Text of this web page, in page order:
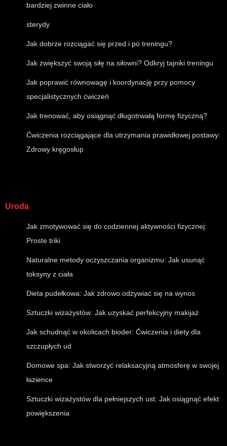
bardziej zwinne ciało
sterydy
Jak dobrze rozciągać się przed i po treningu?
Jak zwiększyć swoją siłę na siłowni? Odkryj tajniki treningu
Jak poprawić równowagę i koordynację przy pomocy
specjalistycznych ćwiczeń
Jak trenować, aby osiągnąć długotrwałą formę fizyczną?
Ćwiczenia rozciągające dla utrzymania prawidłowej postawy:
Zdrowy kręgosłup
Uroda
Jak zmotywować się do codziennej aktywności fizycznej:
Proste triki
Naturalne metody oczyszczania organizmu: Jak usunąć
toksyny z ciała
Dieta pudełkowa: Jak zdrowo odżywiać się na wynos
Sztuczki wizażystów: Jak uzyskać perfekcyjny makijaż
Jak schudnąć w okolicach bioder: Ćwiczenia i diety dla
szczupłych ud
Domowe spa: Jak stworzyć relaksacyjną atmosferę w swojej
łazience
Sztuczki wizażystów dla pełniejszych ust: Jak osiągnąć efekt
powiększenia